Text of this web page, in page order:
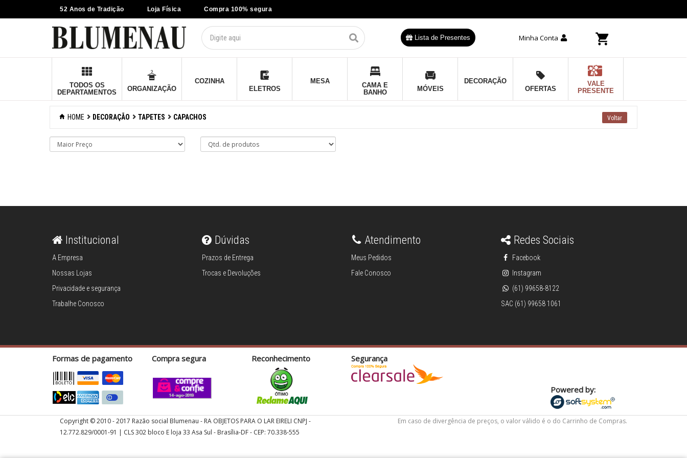
52 Anos de Tradição Loja Física Compra 100% segura
Lista de Presentes Minha Conta
×
Organização
Abajures e
luminárias
Almofadas
Arranjos
Castiçais
Centros de mesa
Cinzeiros
TODOS OS
DEPARTAMENTOS
ORGANIZAÇÃO
COZINHA
ELETROS
MESA
CAMA E
BANHO
MÓVEIS
DECORAÇÃO
OFERTAS
VALE
PRESENTE
HOME DECORAÇÃO TAPETES CAPACHOS
Institucional
A Empresa
Nossas Lojas
Privacidade e segurança
Trabalhe Conosco
Dúvidas
Prazos de Entrega
Trocas e Devoluções
Atendimento
Meus Pedidos
Fale Conosco
Redes Sociais
Facebook
Instagram
(61) 99658-8122
SAC (61) 99658 1061
Formas de pagamento Compra segura Reconhecimento Segurança
Powered by:
Copyright © 2010 - 2017 Razão social Blumenau - RA OBJETOS PARA O LAR EIRELI CNPJ -
12.772.829/0001-91 | CLS 302 bloco E loja 33 Asa Sul - Brasília-DF - CEP: 70.338-555
Em caso de divergência de preços, o valor válido é o do Carrinho de Compras.